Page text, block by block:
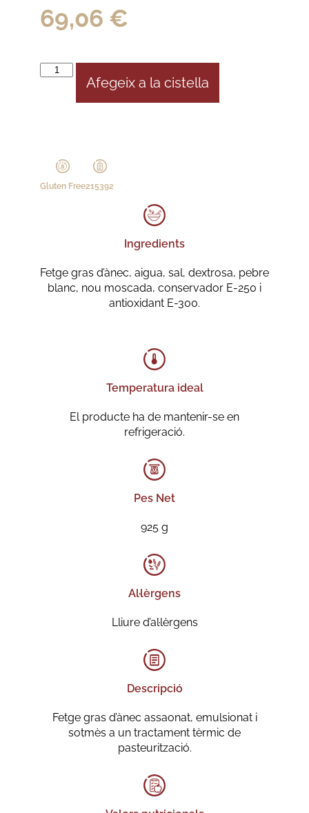
69,06 €
Afegeix a la cistella
Gluten Free215392
Ingredients
Fetge gras d’ànec, aigua, sal, dextrosa, pebre
blanc, nou moscada, conservador E-250 i
antioxidant E-300.
Temperatura ideal
El producte ha de mantenir-se en
refrigeració.
Pes Net
925 g
Al·lèrgens
Lliure d’al·lèrgens
Descripció
Fetge gras d’ànec assaonat, emulsionat i
sotmès a un tractament tèrmic de
pasteurització.